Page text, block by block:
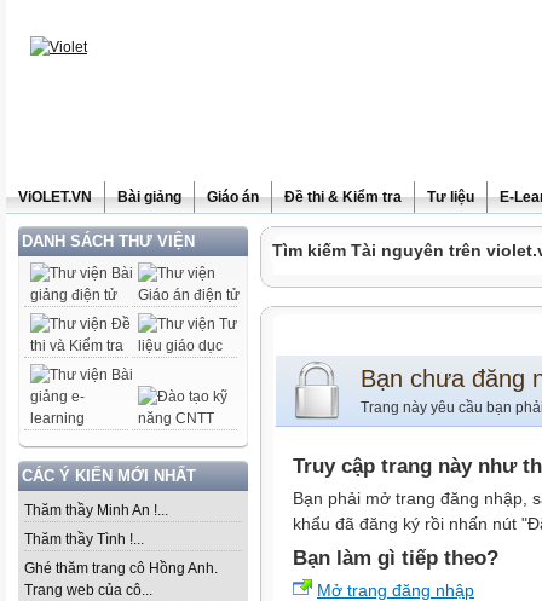
ViOLET.VN Bài giảng Giáo án Đề thi & Kiểm tra Tư liệu E-
DANH SÁCH THƯ VIỆN
CÁC Ý KIẾN MỚI NHẤT
Thăm thầy Minh An !...
Thăm thầy Tình !...
Ghé thăm trang cô Hồng Anh.
Trang web của cô...
Tìm kiếm Tài nguyên trên
Bạn chưa đăng
Trang này yêu cầu bạn
Truy cập trang này như
Bạn phải mở trang đăng nhập,
khẩu đã đăng ký rồi nhấn nút
Bạn làm gì tiếp theo?
Mở trang đăng nhập